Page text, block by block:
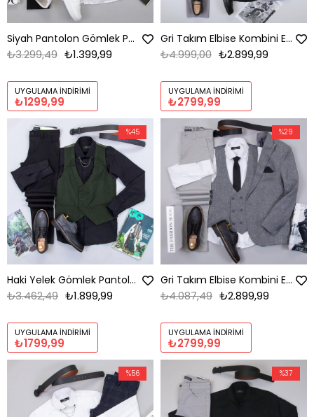
Siyah Pantolon Gömlek Papyon Ayakkabı Kombin
₺1.399,99
₺3.299,49
UYGULAMA İNDIRIMI
₺1299,99
Gri Takım Elbise Kombini Erkek | Slim Fit Şık Komple Set
₺2.899,99
₺4.999,00
UYGULAMA İNDIRIMI
₺2799,99
Haki Yelek Gömlek Pantolon Ayakkabı Kombin
₺1.899,99
₺3.462,49
UYGULAMA İNDIRIMI
₺1799,99
%45
Gri Takım Elbise Kombini Erkek | Slim Fit Şık Komple Set
₺2.899,99
₺4.087,49
UYGULAMA İNDIRIMI
₺2799,99
%29
%56 %37